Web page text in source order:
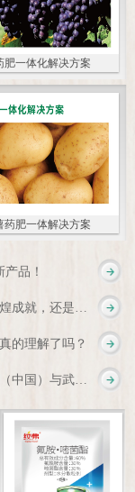
肥一体化解决方案
药肥一体解决方案
品！
十多年磨砺，药肥一体化：是辉煌成就，还是新起点？
的理解了吗？
强强联合，一起向未来，世科姆（中国）与武汉科诺达成战略合作协议